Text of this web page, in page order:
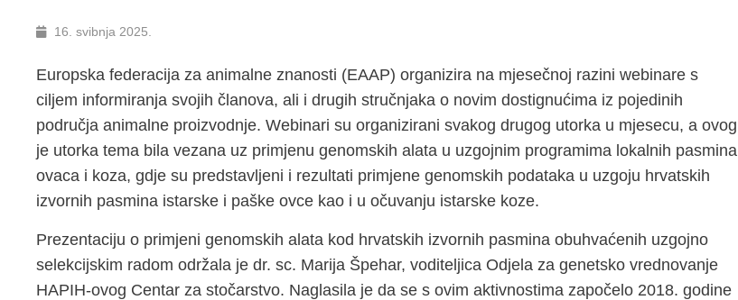
16. svibnja 2025.
Europska federacija za animalne znanosti (EAAP) organizira na mjesečnoj razini webinare s
ciljem informiranja svojih članova, ali i drugih stručnjaka o novim dostignućima iz pojedinih
područja animalne proizvodnje. Webinari su organizirani svakog drugog utorka u mjesecu, a ovog
je utorka tema bila vezana uz primjenu genomskih alata u uzgojnim programima lokalnih pasmina
ovaca i koza, gdje su predstavljeni i rezultati primjene genomskih podataka u uzgoju hrvatskih
izvornih pasmina istarske i paške ovce kao i u očuvanju istarske koze.
Prezentaciju o primjeni genomskih alata kod hrvatskih izvornih pasmina obuhvaćenih uzgojno
selekcijskim radom održala je dr. sc. Marija Špehar, voditeljica Odjela za genetsko vrednovanje
HAPIH-ovog Centar za stočarstvo. Naglasila je da se s ovim aktivnostima započelo 2018. godine